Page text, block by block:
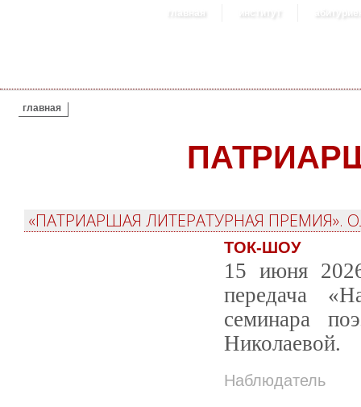
главная институт
ВЫ ЗДЕСЬ
главная
«ПАТРИАРШАЯ ЛИТЕРАТУРНАЯ ПРЕМИЯ».
ТОК-ШОУ
15 июня
передача
семинара
Николаевой.
Наблюдатель